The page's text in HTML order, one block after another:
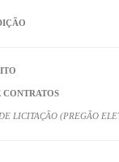
CONTRATOS
LICITAÇÃO (PREGÃO